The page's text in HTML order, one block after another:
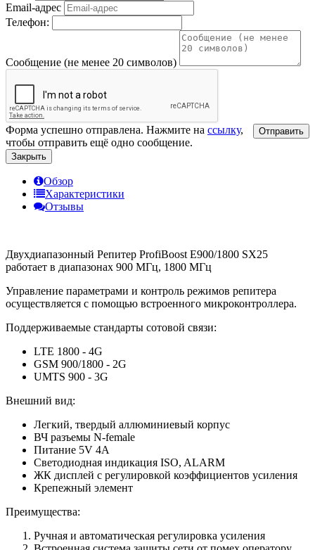
Email-адрес
Телефон:
Сообщение (не менее 20 символов)
Отправить
Форма успешно отправлена. Нажмите на ссылку,
чтобы отправить ещё одно сообщение.
Закрыть
Обзор
Характеристики
Отзывы
Двухдиапазонный Репитер ProfiBoost E900/1800 SX25
работает в диапазонах 900 МГц, 1800 МГц
Управление параметрами и контроль режимов репитера
осуществляется с помощью встроенного микроконтроллера.
Поддерживаемые стандарты сотовой связи:
LTE 1800 - 4G
GSM 900/1800 - 2G
UMTS 900 - 3G
Внешний вид:
Легкий, твердый аллюминиевый корпус
ВЧ разъемы N-female
Питание 5V 4A
Светодиодная индикация ISO, ALARM
ЖК дисплей с регулировкой коэффициентов усиления
Крепежный элемент
Преимущества:
Ручная и автоматическая регулировка усиления